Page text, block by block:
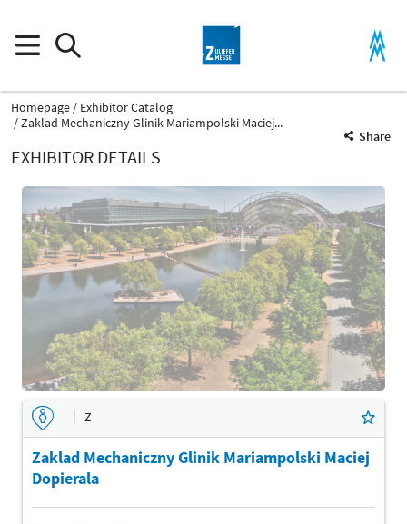
Homepage
Exhibitor Catalog
Zaklad Mechaniczny Glinik Mariampolski Maciej...
Share
EXHIBITOR DETAILS
Z
Zaklad Mechaniczny Glinik Mariampolski Maciej
Dopierala